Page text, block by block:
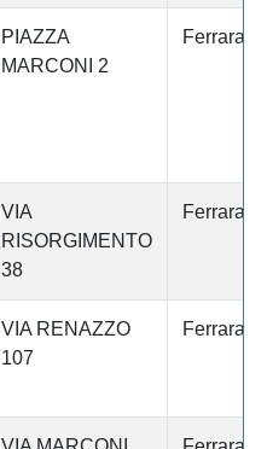
PIAZZA
MARCONI 2
Ferrara
VIA
RISORGIMENTO
38
Ferrara
VIA RENAZZO
107
Ferrara